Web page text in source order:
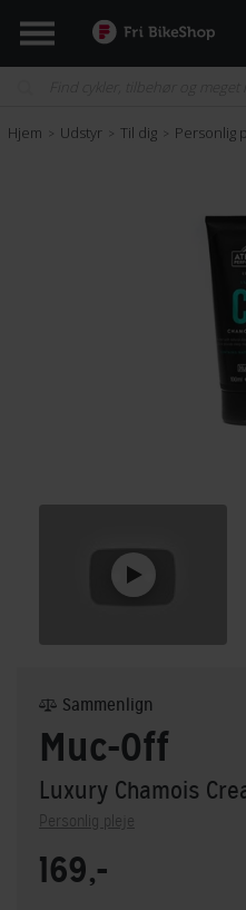
Hjem > Udstyr > Til dig > Personlig
Muc-Off
Luxury Chamois
Personlig pleje
Sammenlign
169,-